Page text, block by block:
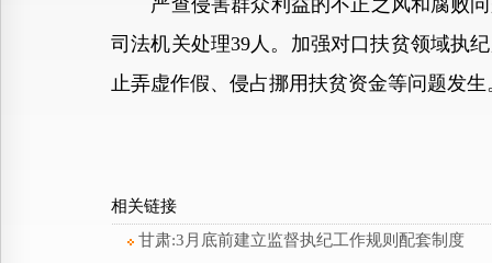
严查侵害群众利益的不正之风和腐败问
司法机关处理39人。加强对口扶贫领域执
止弄虚作假、侵占挪用扶贫资金等问题发
相关链接
甘肃:3月底前建立监督执纪工作规则配套制度